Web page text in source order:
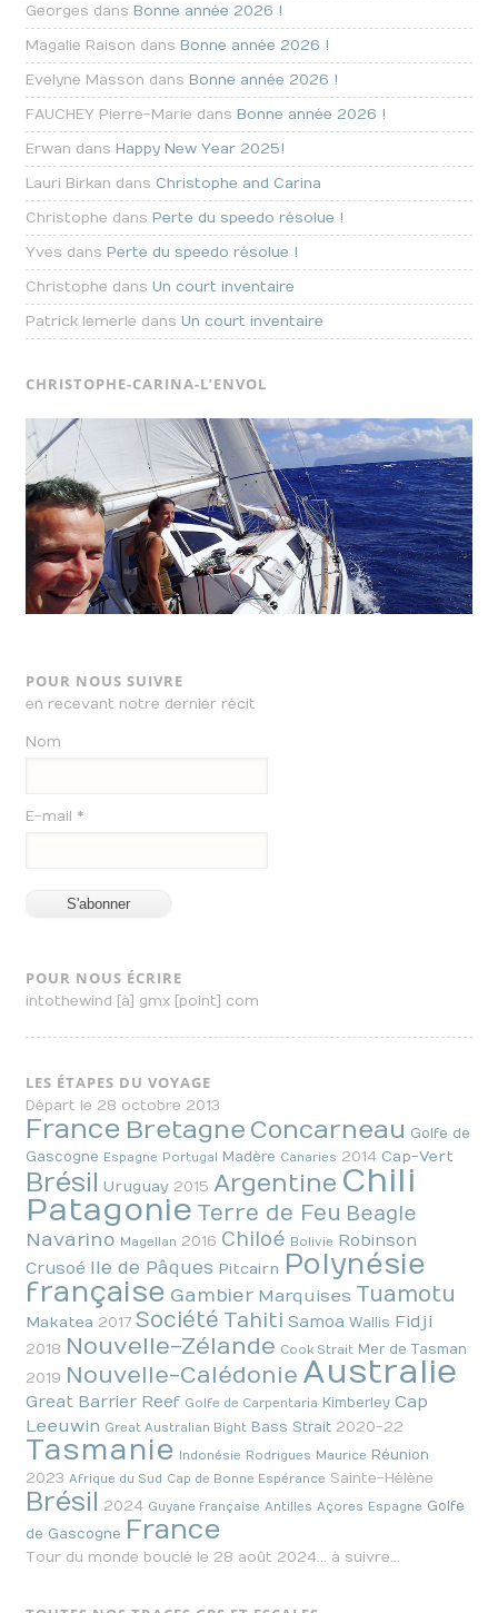
Georges dansBonne année 2026 !
Magalie Raison dansBonne année 2026 !
Evelyne Masson dansBonne année 2026 !
FAUCHEY Pierre-Marie dansBonne année 2026 !
Erwan dansHappy New Year 2025!
Lauri Birkan dans Christophe and Carina
Christophe dansPerte du speedo résolue !
Yves dansPerte du speedo résolue !
Christophe dansUn court inventaire
Patrick lemerle dansUn court inventaire
CHRISTOPHE-CARINA-L’ENVOL
POUR NOUS SUIVRE
en recevant notre dernier récit
Nom
E-mail *
POUR NOUS ÉCRIRE
intothewind [à] gmx [point] com
LES ÉTAPES DU VOYAGE
Départ le 28 octobre 2013
France Bretagne Concarneau Golfe de
Gascogne Espagne Portugal Madère Canaries 2014 Cap-Vert
Brésil Uruguay 2015Argentine Chili
Patagonie Terre de Feu Beagle
Navarino Magellan 2016 Chiloé Bolivie Robinson
Crusoé Ile de Pâques Pitcairn Polynésie
française Gambier Marquises Tuamotu
Makatea 2017Société Tahiti Samoa Wallis Fidji
2018 Nouvelle-Zélande Cook Strait Mer de Tasman
2019 Nouvelle-Calédonie Australie
Great Barrier Reef Golfe de Carpentaria Kimberley Cap
Leeuwin Great Australian Bight Bass Strait 2020-22
Tasmanie Indonésie Rodrigues Maurice Réunion
2023Afrique du Sud Cap de Bonne Espérance Sainte-Hélène
Brésil 2024 Guyane française Antilles Açores Espagne Golfe
de Gascogne France
Tour du monde bouclé le 28 août 2024… à suivre…